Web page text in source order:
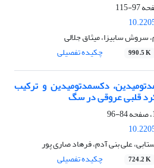
97-115
سابیزا، میثاق جلالی
990.5 K چکیده تفصیلی
دکسمدتومیدین و ترکیب
قلبی عروقی در سگ
84-96
علی بنی آدم، فرهاد صاری پور
724.2 K چکیده تفصیلی